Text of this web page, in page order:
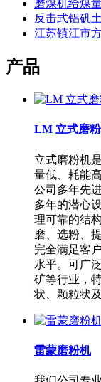
磨煤机给煤
反击式铝矾
江苏镇江市
产品
LM 立式磨
立式磨粉机
量低、耗能
公司多年先
多年的潜心
理可靠的结
磨、选粉、
完全满足客
水平。可广
矿等行业，
状、颗粒状
雷蒙磨粉机